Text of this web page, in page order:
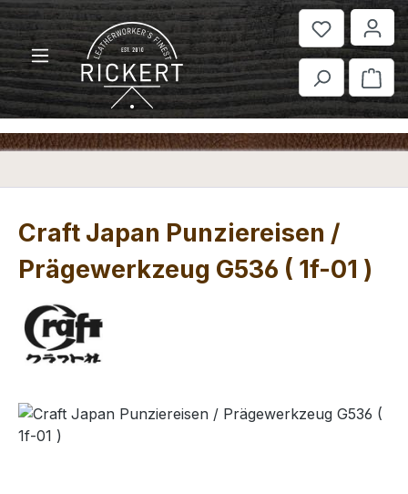
Zum Hauptinhalt springen
Craft Japan Punziereisen /
Prägewerkzeug G536 ( 1f-01 )
Bildergalerie überspringen